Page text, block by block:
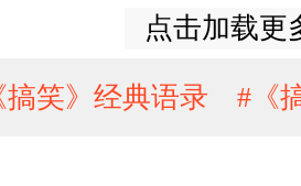
点击加载更
搞笑》经典语录 #《